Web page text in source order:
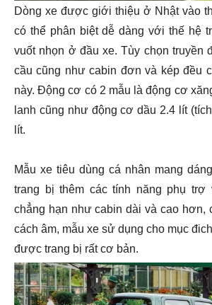
Dòng xe được giới thiệu ở Nhật vào
có thể phân biệt dễ dàng với thế hệ
vuốt nhọn ở đầu xe. Tùy chọn truyền
cầu cũng như cabin đơn và kép đều
này. Động cơ có 2 mẫu là động cơ
lanh cũng như động cơ dầu 2.4 lít
lít.
Mẫu xe tiêu dùng cá nhân mang
trang bị thêm các tính năng phụ
chẳng hạn như cabin dài và cao hơn,
cách âm, mẫu xe sử dụng cho mục
được trang bị rất cơ bản.